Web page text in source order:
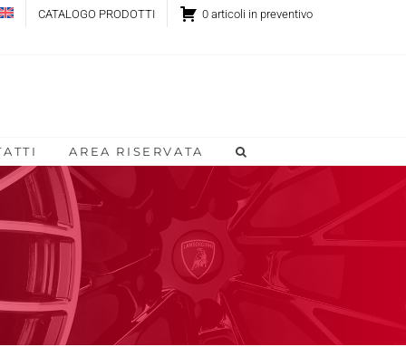
CATALOGO PRODOTTI 0 articoli in preventivo
AREA RISERVATA